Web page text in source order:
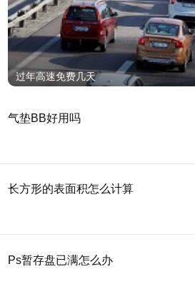
过年高速免费几天
气垫BB好用吗
长方形的表面积怎么计算
Ps暂存盘已满怎么办